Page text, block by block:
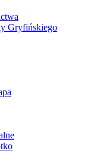
Gryfińskiego